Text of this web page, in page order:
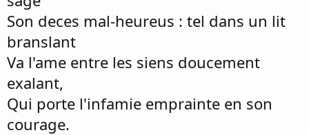
Son deces mal-heureus : tel dans un lit
branslant
Va l'ame entre les siens doucement
exalant,
Qui porte l'infamie emprainte en son
courage.